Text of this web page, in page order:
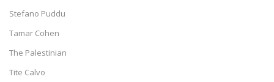
Stefano Puddu
Tamar Cohen
The Palestinian
Tite Calvo